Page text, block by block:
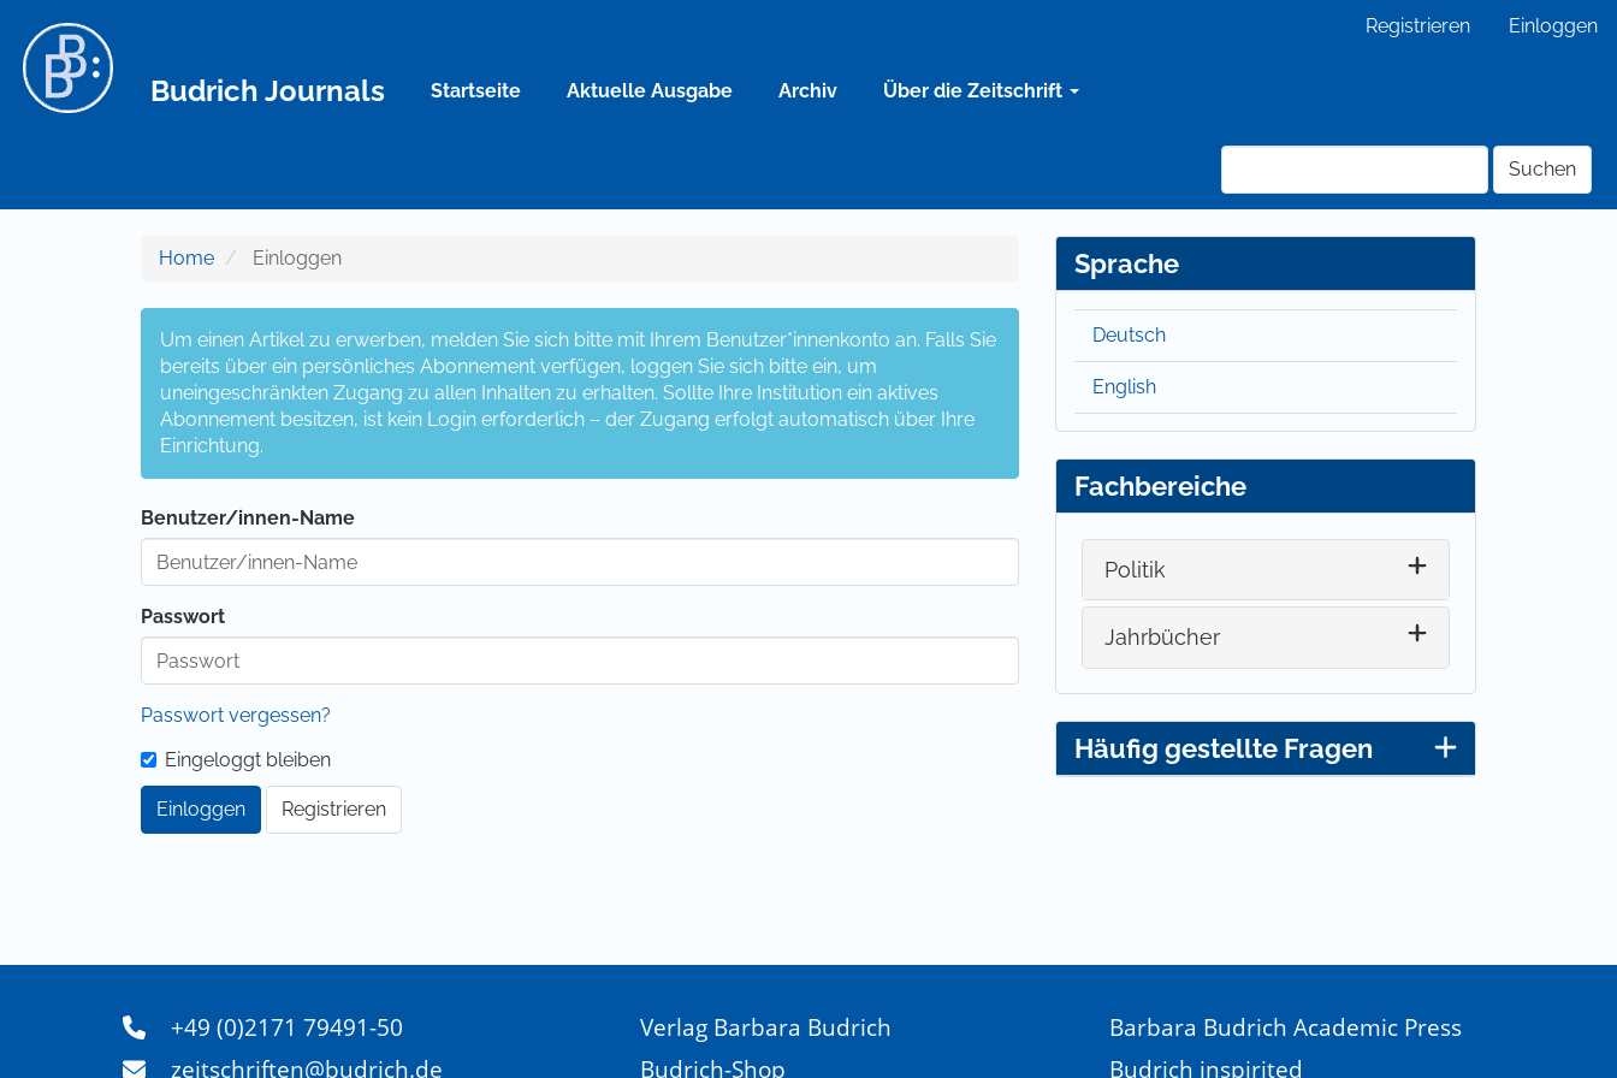
Hauptinhalt
Sidebar
Registrieren Einloggen
Budrich Journals Startseite Aktuelle Ausgabe Archiv Über die Zeitschrift
Suchen
Home Einloggen
Um einen Artikel zu erwerben, melden Sie sich bitte mit Ihrem Benutzer*innenkonto an. Falls Sie
bereits über ein persönliches Abonnement verfügen, loggen Sie sich bitte ein, um
uneingeschränkten Zugang zu allen Inhalten zu erhalten. Sollte Ihre Institution ein aktives
Abonnement besitzen, ist kein Login erforderlich – der Zugang erfolgt automatisch über Ihre
Einrichtung.
Benutzer/innen-Name
Passwort
Passwort vergessen?
Eingeloggt bleiben
Einloggen Registrieren
Sprache
Deutsch
English
Fachbereiche
Politik
Jahrbücher
Häufig gestellte Fragen
+49 (0)2171 79491-50
zeitschriften@budrich.de
Verlag Barbara Budrich
Budrich-Shop
Barbara Budrich Academic Press
Budrich inspirited